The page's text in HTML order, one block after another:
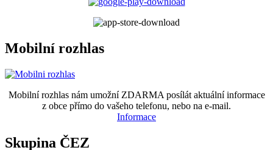
Mobilní rozhlas
Mobilní rozhlas nám umožní ZDARMA posílát aktuální informace
z obce přímo do vašeho telefonu, nebo na e-mail.
Informace
Skupina ČEZ